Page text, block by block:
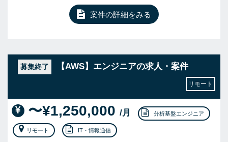
案件の詳細をみる
募集終了 【AWS】エンジニアの求人・案件
リモート
〜¥1,250,000 /月 分析基盤エンジニア
リモート IT・情報通信